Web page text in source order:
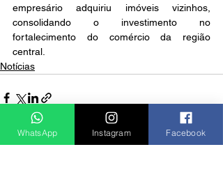
empresário adquiriu imóveis vizinhos,
consolidando o investimento no
fortalecimento do comércio da região
central.
Notícias
Ver tudo
WhatsApp Instagram Facebook